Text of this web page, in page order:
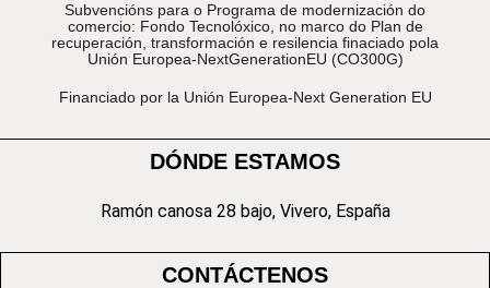
Subvencións para o Programa de modernización do
comercio: Fondo Tecnolóxico, no marco do Plan de
recuperación, transformación e resilencia finaciado pola
Unión Europea-NextGenerationEU (CO300G)
Financiado por la Unión Europea-Next Generation EU
DÓNDE ESTAMOS
Ramón canosa 28 bajo, Vivero, España
CONTÁCTENOS